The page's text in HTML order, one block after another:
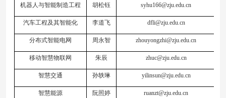
机器人与智能制造工程 胡松钰 syhu166@zju.edu.cn
汽车工程及其智能化 李道飞 dfli@zju.edu.cn
分布式智能电网 周永智 zhouyongzhi@zju.edu.cn
移动智慧物联网 朱辰 zhuc@zju.edu.cn
智慧交通 孙轶琳 yilinsun@zju.edu.cn
智慧能源 阮照婷 ruanzt@zju.edu.cn